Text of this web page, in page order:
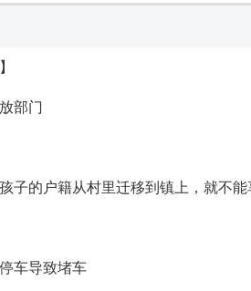
部门
子的户籍从村里迁移到镇上，就不能
车导致堵车